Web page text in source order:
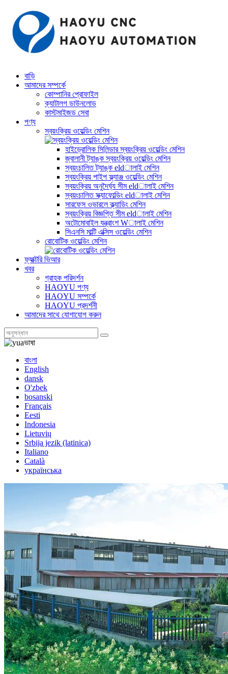
বাড়ি
আমাদের সম্পর্কে
কোম্পানির প্রোফাইল
ক্যাটালগ ডাউনলোড
কাস্টমাইজড সেবা
পণ্য
স্বয়ংক্রিয় ওয়েল্ডিং মেশিন
হাইড্রোলিক সিলিন্ডার স্বয়ংক্রিয় ওয়েল্ডিং মেশিন
জ্বালানী ট্যাঙ্ক স্বয়ংক্রিয় ওয়েল্ডিং মেশিন
স্বয়ংচালিত ট্যাঙ্ক eldালাই মেশিন
স্বয়ংক্রিয় পাইপ ফ্ল্যাঞ্জ ওয়েল্ডিং মেশিন
স্বয়ংক্রিয় অনুদৈর্ঘ্য সীম eldালাই মেশিন
স্বয়ংচালিত স্ক্যাফোল্ডিং eldালাই মেশিন
সারফেস ওভারলে ক্ল্যাডিং মেশিন
স্বয়ংক্রিয় বিজ্ঞপ্তি সীম eldালাই মেশিন
অটোমোবাইল যন্ত্রাংশ Wালাই মেশিন
সিএনসি মাল্টি এক্সিস ওয়েল্ডিং মেশিন
রোবোটিক ওয়েল্ডিং মেশিন
ফ্যাক্টরি ভিআর
খবর
গ্রাহক পরিদর্শন
HAOYU পণ্য
HAOYU সম্পর্কে
HAOYU প্রদর্শনী
আমাদের সাথে যোগাযোগ করুন
ভাষা
বাংলা
English
dansk
O'zbek
bosanski
Français
Eesti
Indonesia
Lietuvių
Srbija jezik (latinica)
Italiano
Català
українська